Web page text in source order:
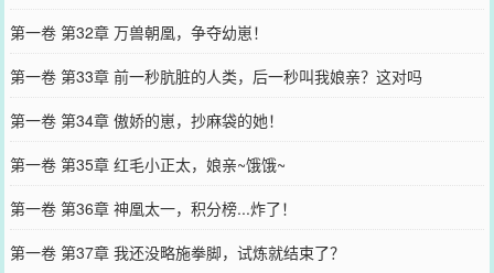
第一卷 第32章 万兽朝凰，争夺幼崽！
第一卷 第33章 前一秒肮脏的人类，后一秒叫我娘亲？这对吗
第一卷 第34章 傲娇的崽，抄麻袋的她！
第一卷 第35章 红毛小正太，娘亲~饿饿~
第一卷 第36章 神凰太一，积分榜...炸了！
第一卷 第37章 我还没略施拳脚，试炼就结束了？